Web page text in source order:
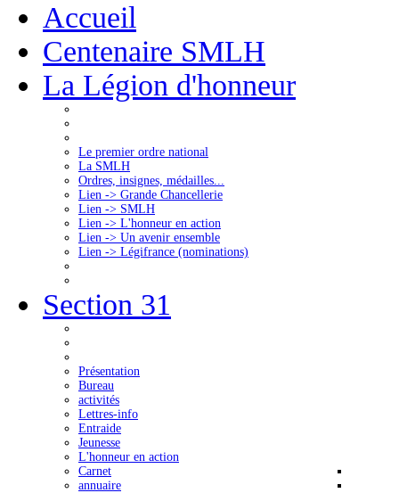
Accueil
Centenaire SMLH
La Légion d'honneur
Le premier ordre national
La SMLH
Ordres, insignes, médailles...
Lien -> Grande Chancellerie
Lien -> SMLH
Lien -> L'honneur en action
Lien -> Un avenir ensemble
Lien -> Légifrance (nominations)
Section 31
Présentation
Bureau
activités
Lettres-info
Entraide
Jeunesse
L'honneur en action
Carnet
annuaire